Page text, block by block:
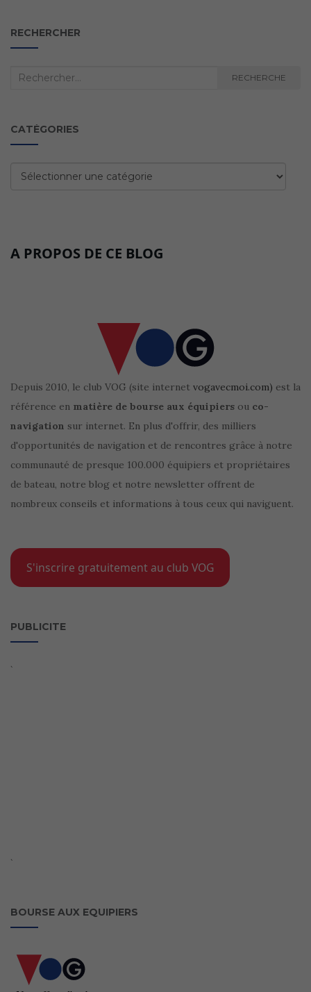
RECHERCHER
Recherche
RECHERCHE
CATÉGORIES
Catégories
A PROPOS DE CE BLOG
Depuis 2010, le club VOG (site internet vogavecmoi.com) est la
référence en matière de bourse aux équipiers ou co-
navigation sur internet. En plus d'offrir, des milliers
d'opportunités de navigation et de rencontres grâce à notre
communauté de presque 100.000 équipiers et propriétaires
de bateau, notre blog et notre newsletter offrent de
nombreux conseils et informations à tous ceux qui naviguent.
S'inscrire gratuitement au club VOG
PUBLICITE
`
`
BOURSE AUX EQUIPIERS